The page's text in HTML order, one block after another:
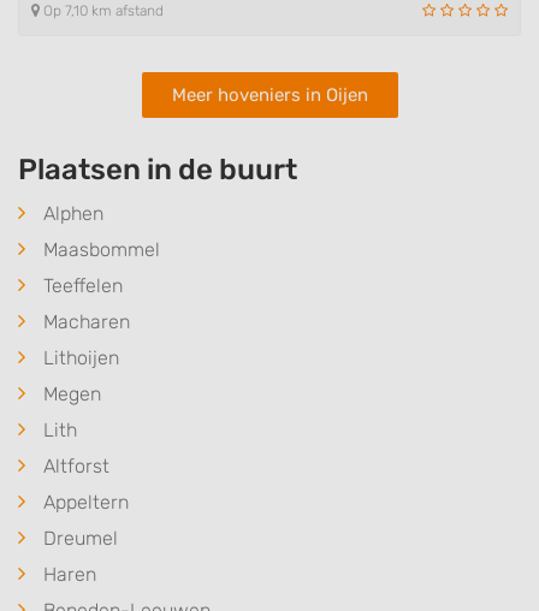
Op 7,10 km afstand
Meer hoveniers in Oijen
Plaatsen in de buurt
Alphen
Maasbommel
Teeffelen
Macharen
Lithoijen
Megen
Lith
Altforst
Appeltern
Dreumel
Haren